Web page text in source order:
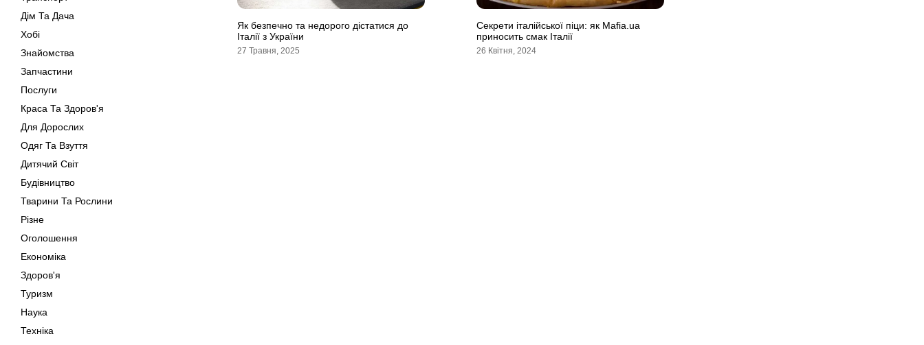
Дім Та Дача
Хобі
Знайомства
Запчастини
Послуги
Краса Та Здоров'я
Для Дорослих
Одяг Та Взуття
Дитячий Світ
Будівництво
Тварини Та Рослини
Різне
Оголошення
Економіка
Здоров'я
Туризм
Наука
Техніка
Як безпечно та недорого дістатися до
Італії з України
27 Травня, 2025
Секрети італійської піци: як Mafia.ua
приносить смак Італії
26 Квітня, 2024